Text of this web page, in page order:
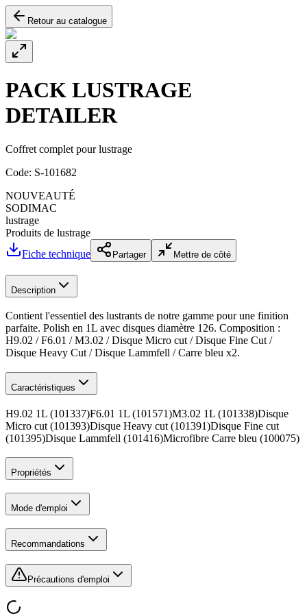
Retour au catalogue
PACK LUSTRAGE
DETAILER
Coffret complet pour lustrage
Code: S-101682
NOUVEAUTÉ
SODIMAC
lustrage
Produits de lustrage
Fiche technique
Partager Mettre de côté
Description
Contient l'essentiel des lustrants de notre gamme pour une finition
parfaite. Polish en 1L avec disques diamètre 126. Composition :
H9.02 / F6.01 / M3.02 / Disque Micro cut / Disque Fine Cut /
Disque Heavy Cut / Disque Lammfell / Carre bleu x2.
Caractéristiques
H9.02 1L (101337)F6.01 1L (101571)M3.02 1L (101338)Disque
Micro cut (101393)Disque Heavy cut (101391)Disque Fine cut
(101395)Disque Lammfell (101416)Microfibre Carre bleu (100075)
Propriétés
Mode d'emploi
Recommandations
Précautions d'emploi